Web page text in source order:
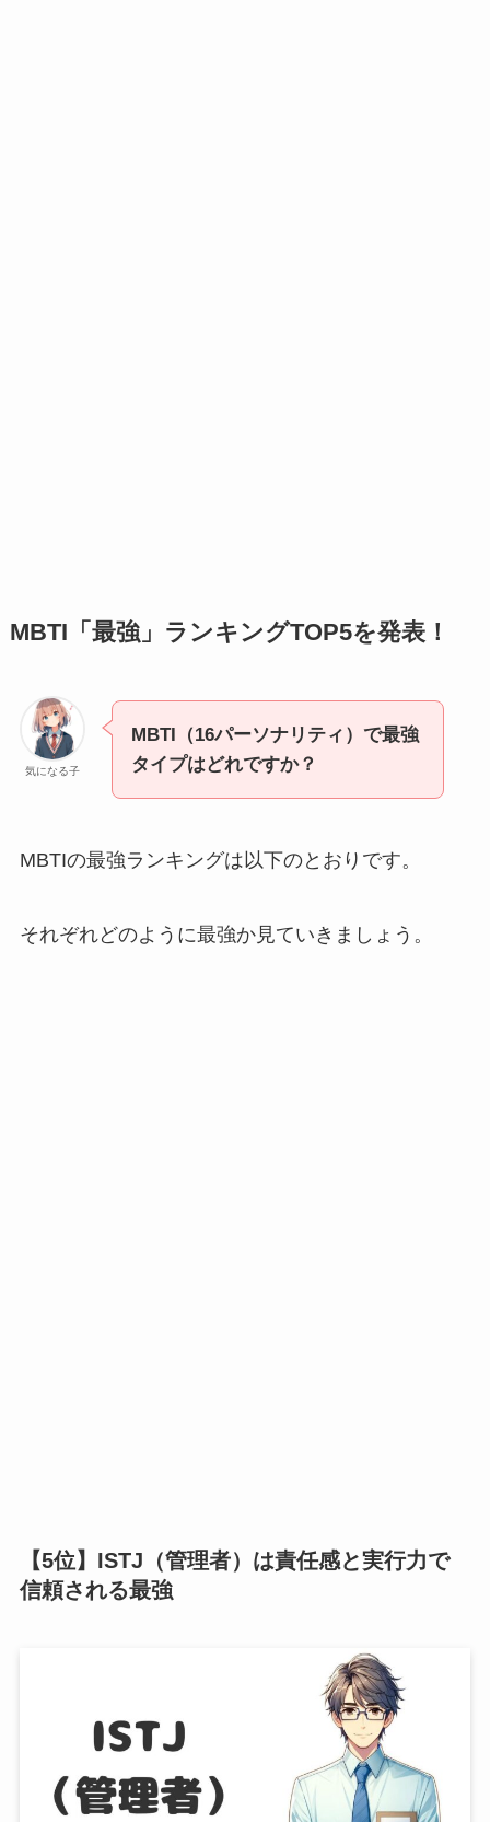
MBTI「最強」ランキングTOP5を発表！
気になる子
MBTI（16パーソナリティ）で最強
タイプはどれですか？
MBTIの最強ランキングは以下のとおりです。
それぞれどのように最強か見ていきましょう。
【5位】ISTJ（管理者）は責任感と実行力で
信頼される最強